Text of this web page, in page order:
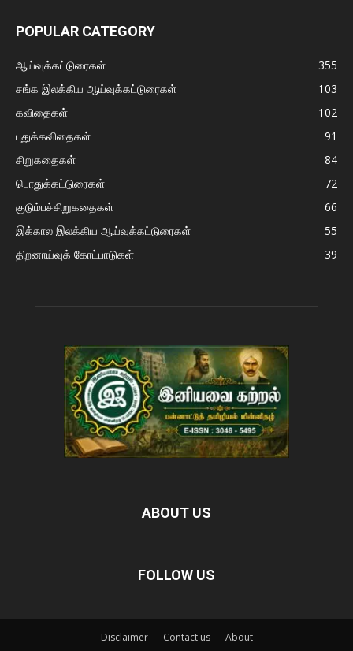
POPULAR CATEGORY
ஆய்வுக்கட்டுரைகள்
355
சங்க இலக்கிய ஆய்வுக்கட்டுரைகள்
103
கவிதைகள்
102
புதுக்கவிதைகள்
91
சிறுகதைகள்
84
பொதுக்கட்டுரைகள்
72
குடும்பச்சிறுகதைகள்
66
இக்கால இலக்கிய ஆய்வுக்கட்டுரைகள்
55
திறனாய்வுக் கோட்பாடுகள்
39
ABOUT US
FOLLOW US
Disclaimer Contact us About